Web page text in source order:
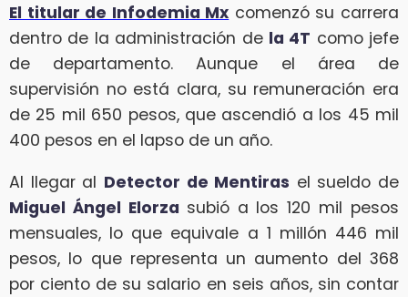
El titular de Infodemia Mx comenzó su carrera
dentro de la administración de la 4T como jefe
de departamento. Aunque el área de
supervisión no está clara, su remuneración era
de 25 mil 650 pesos, que ascendió a los 45 mil
400 pesos en el lapso de un año.
Al llegar al Detector de Mentiras el sueldo de
Miguel Ángel Elorza subió a los 120 mil pesos
mensuales, lo que equivale a 1 millón 446 mil
pesos, lo que representa un aumento del 368
por ciento de su salario en seis años, sin contar